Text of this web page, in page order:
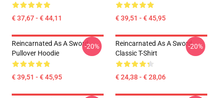
€ 37,67 - € 44,11 € 39,51 - € 45,95
Reincarnated As A Sword
Pullover Hoodie
€ 39,51 - € 45,95
-20%
Reincarnated As A Sword
Classic T-Shirt
€ 24,38 - € 28,06
-20%